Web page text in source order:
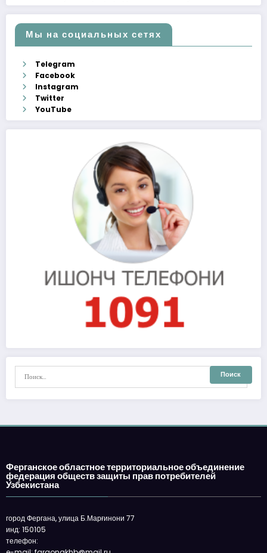
Мы на социальных сетях
Telegram
Facebook
Instagram
Twitter
YouTube
Ферганское областное территориальное объединение
федерация обществ защиты прав потребителей
Узбекистана
город Фергана, улица Б.Марғинони 77
инд: 150105
телефон: